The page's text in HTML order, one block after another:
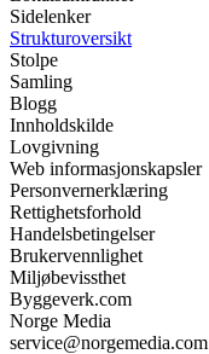
Sidelenker
Strukturoversikt
Stolpe
Samling
Blogg
Innholdskilde
Lovgivning
Web informasjonskapsler
Personvernerklæring
Rettighetsforhold
Handelsbetingelser
Brukervennlighet
Miljøbevissthet
Byggeverk.com
Norge Media
service@norgemedia.com